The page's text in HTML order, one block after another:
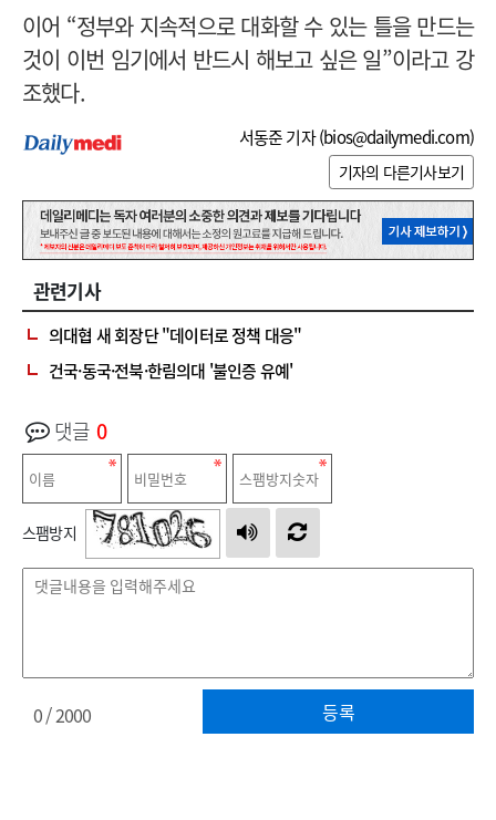
이어 “정부와 지속적으로 대화할 수 있는 틀을 만드는
것이 이번 임기에서 반드시 해보고 싶은 일”이라고 강
조했다.
서동준 기자 (bios@dailymedi.com)
기자의 다른기사보기
관련기사
의대협 새 회장단 "데이터로 정책 대응"
건국·동국·전북·한림의대 '불인증 유예'
댓글 0
스팸방지
등록
0/ 2000